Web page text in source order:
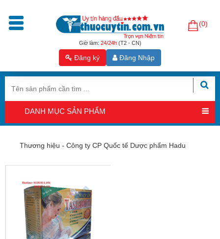
Giờ làm: 24/24h(T2 - CN)
(0)
Đăng ký Đăng Nhập
Trang
phẩm
Tăng
sinh
lý
trợ
sản
nam
Hỗ
trợ
DANH MỤC SẢN PHẨM
Thương hiệu - Công ty CP Quốc tế Dược phẩm Hadu